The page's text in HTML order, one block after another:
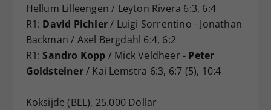
Hellum Lilleengen / Leyton Rivera 6:3, 6:4
R1: David Pichler/ Luigi Sorrentino - Jonathan
Backman / Axel Bergdahl 6:4, 6:2
R1:Sandro Kopp / Mick Veldheer - Peter
Goldsteiner/ Kai Lemstra 6:3, 6:7 (5), 10:4
Koksijde (BEL), 25.000 Dollar